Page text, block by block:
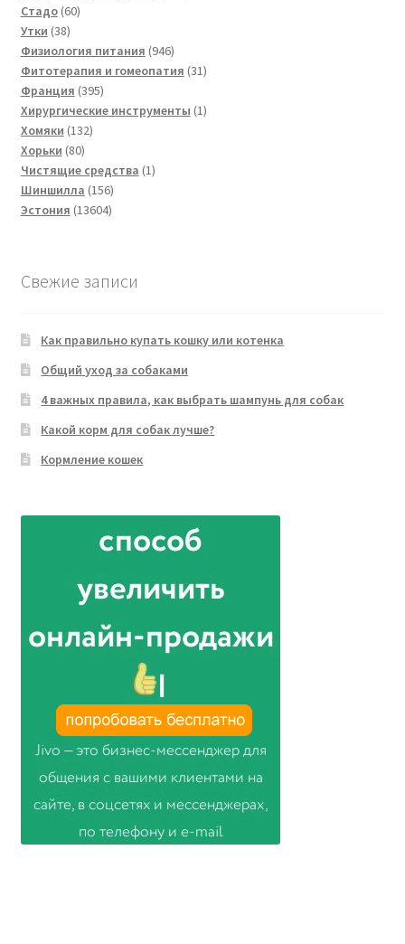
Стадо 6060
Утки 3838
товаров
Физиология питания 946946
товаров
Фитотерапия и гомеопатия 3131
Франция 395395
товаров
Хирургические инструменты 11
Хомяки 132132
Хорьки 8080
товаров
Чистящие средства 11
Шиншилла 156156
товаров
Эстония 1360413604
Свежие записи
Как правильно купать кошку или котенка
Общий уход за собаками
4 важных правила, как выбрать шампунь для собак
Какой корм для собак лучше?
Кормление кошек